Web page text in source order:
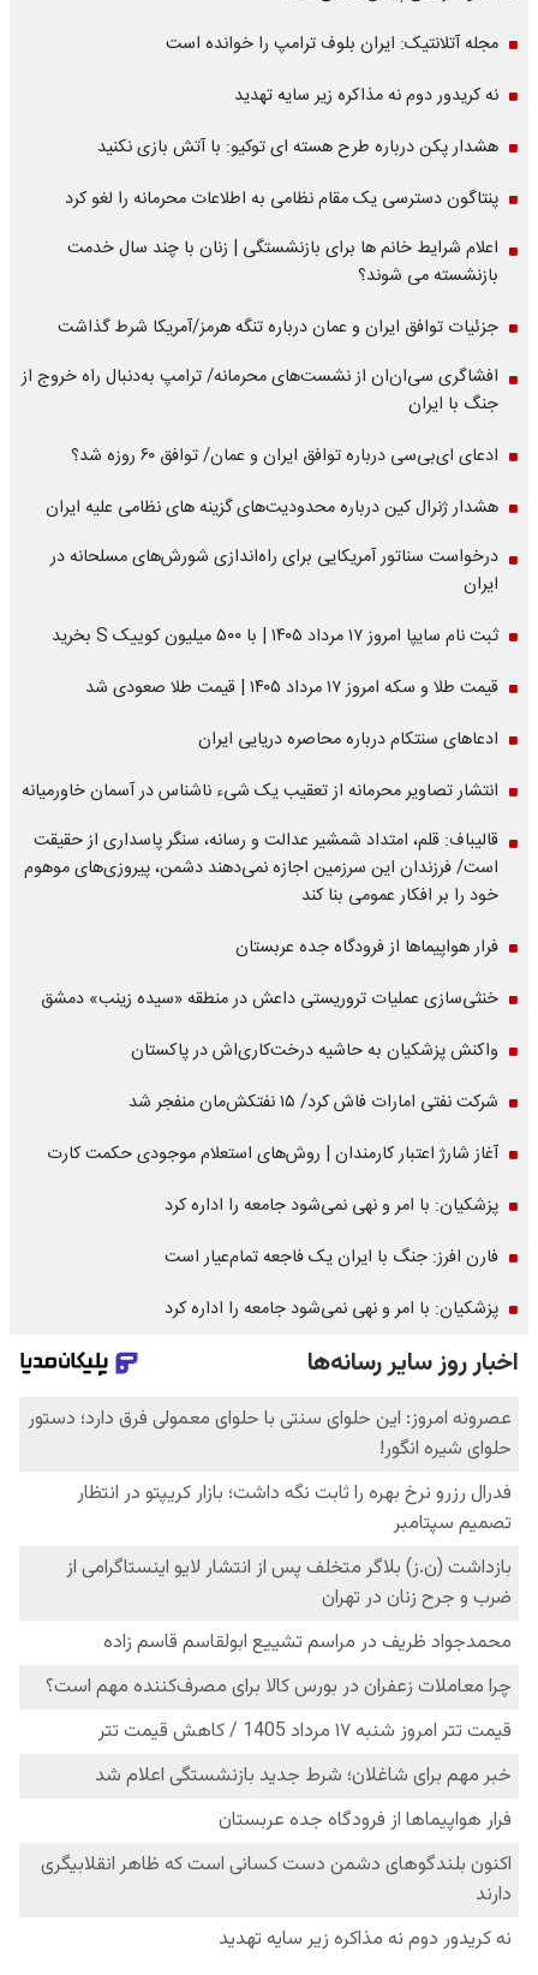
مجله آتلانتیک: ایران بلوف ترامپ را خوانده است
نه کریدور دوم نه مذاکره زیر سایه تهدید
هشدار پکن درباره طرح هسته ای توکیو: با آتش بازی نکنید
پنتاگون دسترسی یک مقام نظامی به اطلاعات محرمانه را لغو کرد
اعلام شرایط خانم ها برای بازنشستگی | زنان با چند سال خدمت
بازنشسته می شوند؟
جزئیات توافق ایران و عمان درباره تنگه هرمز/آمریکا شرط گذاشت
افشاگری سی‌ان‌ان از نشست‌های محرمانه/ ترامپ به‌دنبال راه خروج از
جنگ با ایران
ادعای ای‌بی‌سی درباره توافق ایران و عمان/ توافق ۶۰ روزه شد؟
هشدار ژنرال کین درباره محدودیت‌های گزینه های نظامی علیه ایران
درخواست سناتور آمریکایی برای راه‌اندازی شورش‌های مسلحانه در
ایران
ثبت نام سایپا امروز ۱۷ مرداد ۱۴۰۵ | با ۵۰۰ میلیون کوییک S بخرید
قیمت طلا و سکه امروز ۱۷ مرداد ۱۴۰۵ | قیمت طلا صعودی شد
ادعاهای سنتکام درباره محاصره دریایی ایران
انتشار تصاویر محرمانه از تعقیب یک شیء ناشناس در آسمان خاورمیانه
قالیباف: قلم، امتداد شمشیر عدالت و رسانه، سنگر پاسداری از حقیقت
است/ فرزندان این سرزمین اجازه نمی‌دهند دشمن، پیروزی‌های موهوم
خود را بر افکار عمومی بنا کند
فرار هواپیماها از فرودگاه جده عربستان
خنثی‌سازی عملیات تروریستی داعش در منطقه «سیده زینب» دمشق
واکنش پزشکیان به حاشیه درخت‌کاری‌اش در پاکستان
شرکت نفتی امارات فاش کرد/ ۱۵ نفتکش‌مان منفجر شد
آغاز شارژ اعتبار کارمندان | روش‌های استعلام موجودی حکمت کارت
پزشکیان: با امر و نهی نمی‌شود جامعه را اداره کرد
فارن افرز: جنگ با ایران یک فاجعه تمام‌عیار است
پزشکیان: با امر و نهی نمی‌شود جامعه را اداره کرد